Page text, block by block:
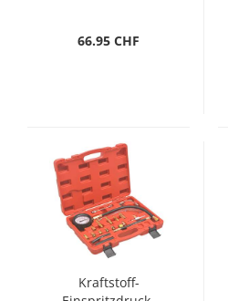
66.95 CHF
Kraftstoff-